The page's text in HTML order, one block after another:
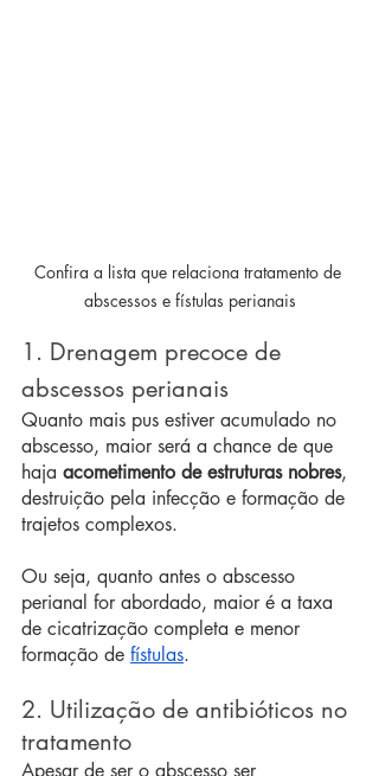
Confira a lista que relaciona tratamento de
abscessos e fístulas perianais
1. Drenagem precoce de
abscessos perianais
Quanto mais pus estiver acumulado no
abscesso, maior será a chance de que
haja acometimento de estruturas nobres,
destruição pela infecção e formação de
trajetos complexos.
Ou seja, quanto antes o abscesso
perianal for abordado, maior é a taxa
de cicatrização completa e menor
formação de fístulas.
2. Utilização de antibióticos no
tratamento
Apesar de ser o abscesso ser